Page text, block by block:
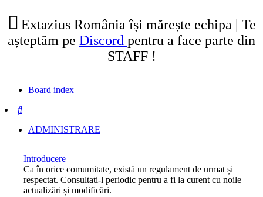
Extazius România își mărește echipa | Te
așteptăm pe Discord pentru a face parte din
STAFF !
Board index
Search
ADMINISTRARE
Introducere
Ca în orice comumitate, există un regulament de urmat și
respectat. Consultati-l periodic pentru a fi la curent cu noile
actualizări și modificări.